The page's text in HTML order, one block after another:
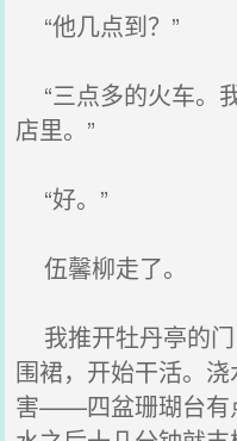
“他几点到？”
“三点多的火车。
店里。”
“好。”
伍馨柳走了。
我推开牡丹亭的
围裙，开始干活。
害——四盆珊瑚台有